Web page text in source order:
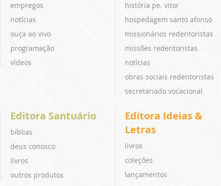
empregos
notícias
ouça ao vivo
programação
vídeos
história pe. vitor
hospedagem santo afonso
missionários redentoristas
missões redentoristas
notícias
obras sociais redentoristas
secretariado vocacional
Editora Santuário
bíblias
deus conosco
livros
outros produtos
Editora Ideias &
Letras
livros
coleções
lançamentos